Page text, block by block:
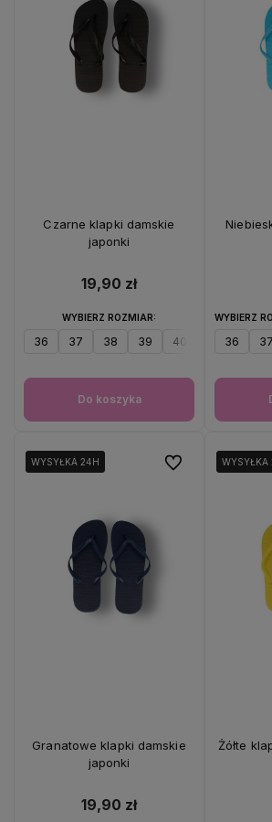
Czarne klapki damskie
japonki
19,90 zł
WYBIERZ ROZMIAR:
36 37 38 39 40
Do koszyka
WYBIERZ
36 37
WYSYŁKA 24H
WYSYŁKA 24H
Granatowe klapki damskie
japonki
19,90 zł
Do ulubionychWYSYŁKA
WYSYŁKA
Żółte